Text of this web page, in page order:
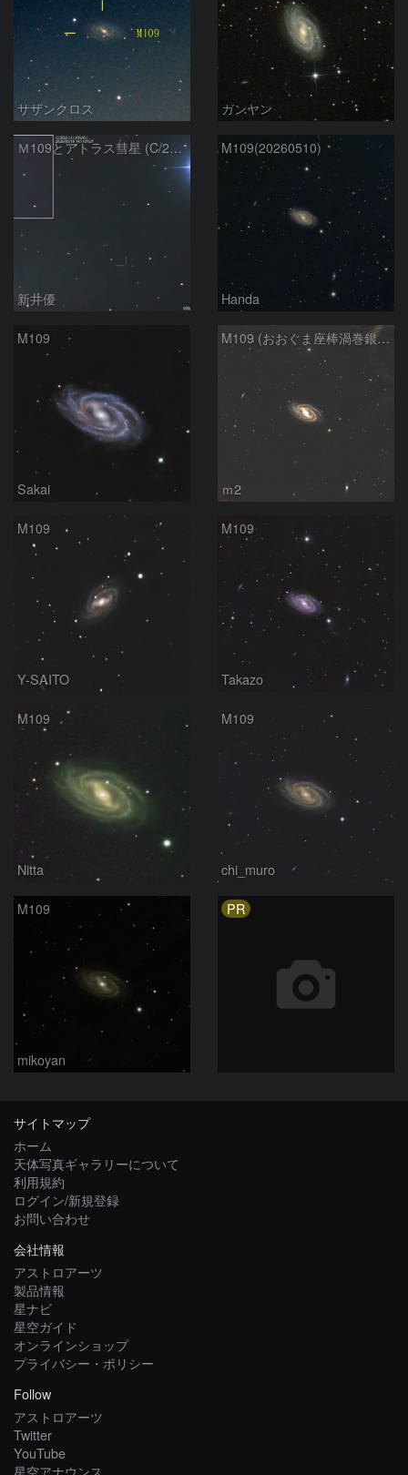
サザンクロス ガンヤン
Ｍ109とアトラス彗星 (C/2025L1)：2026/05/19
新井優
M109(20260510)
Handa
M109
Sakai
M109 (おおぐま座棒渦巻銀河）
ｍ2
M109
Y-SAITO
M109
Takazo
M109
Nitta
M109
chi_muro
M109
mikoyan
PR
サイトマップ
ホーム
天体写真ギャラリーについて
利用規約
ログイン/新規登録
お問い合わせ
会社情報
アストロアーツ
製品情報
星ナビ
星空ガイド
オンラインショップ
プライバシー・ポリシー
Follow
アストロアーツ
Twitter
YouTube